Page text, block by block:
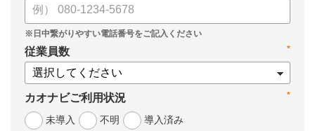
*
従業員数
*
カオナビご利用状況
未導入
不明 導入済み